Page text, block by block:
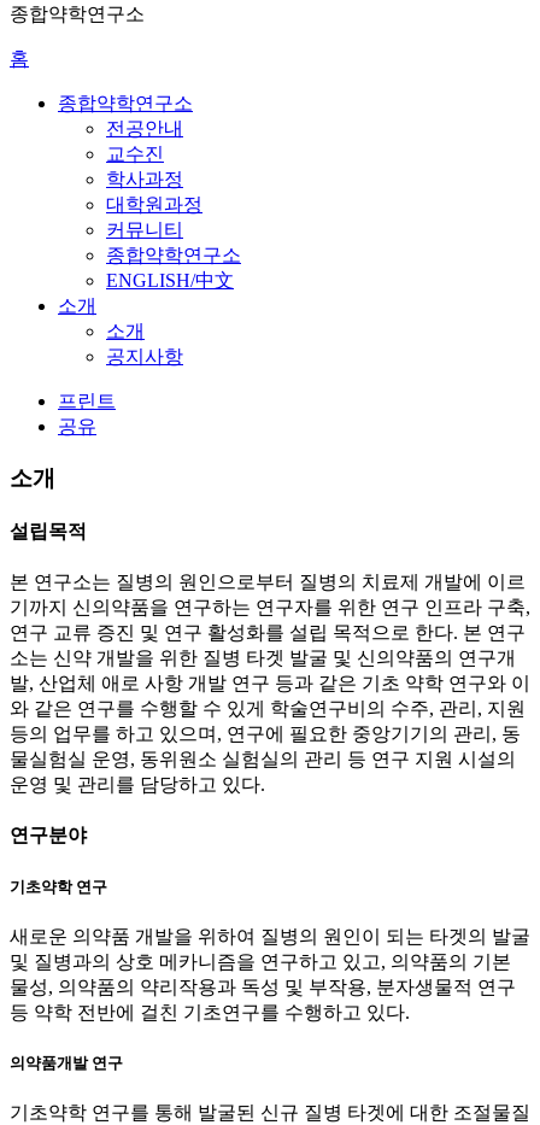
종합약학연구소
홈
종합약학연구소
전공안내
교수진
학사과정
대학원과정
커뮤니티
종합약학연구소
ENGLISH/中文
소개
소개
공지사항
프린트
공유
소개
설립목적
본 연구소는 질병의 원인으로부터 질병의 치료제 개발에 이르
기까지 신의약품을 연구하는 연구자를 위한 연구 인프라 구축,
연구 교류 증진 및 연구 활성화를 설립 목적으로 한다. 본 연구
소는 신약 개발을 위한 질병 타겟 발굴 및 신의약품의 연구개
발, 산업체 애로 사항 개발 연구 등과 같은 기초 약학 연구와 이
와 같은 연구를 수행할 수 있게 학술연구비의 수주, 관리, 지원
등의 업무를 하고 있으며, 연구에 필요한 중앙기기의 관리, 동
물실험실 운영, 동위원소 실험실의 관리 등 연구 지원 시설의
운영 및 관리를 담당하고 있다.
연구분야
기초약학 연구
새로운 의약품 개발을 위하여 질병의 원인이 되는 타겟의 발굴
및 질병과의 상호 메카니즘을 연구하고 있고, 의약품의 기본
물성, 의약품의 약리작용과 독성 및 부작용, 분자생물적 연구
등 약학 전반에 걸친 기초연구를 수행하고 있다.
의약품개발 연구
기초약학 연구를 통해 발굴된 신규 질병 타겟에 대한 조절물질